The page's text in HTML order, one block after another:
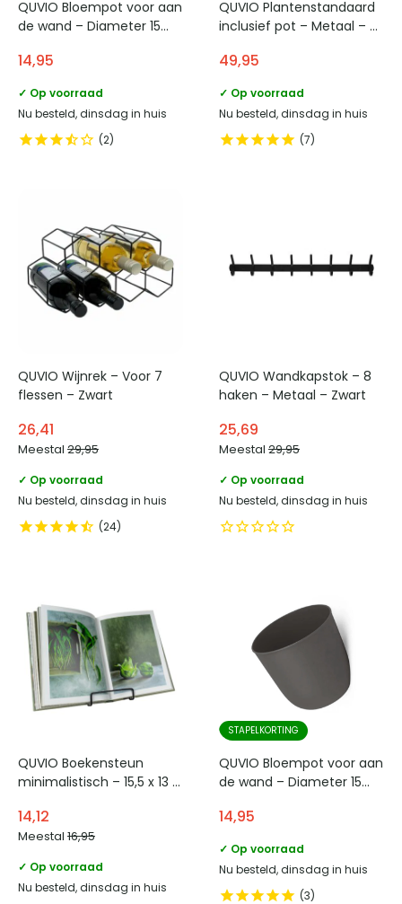
QUVIO Bloempot voor aan
de wand – Diameter 15
14,95
✓ Op voorraad
Nu besteld, dinsdag in huis
2
QUVIO Plantenstandaard
inclusief pot – Metaal – 22
49,95
✓ Op voorraad
Nu besteld, dinsdag in huis
7
QUVIO Wijnrek – Voor 7
flessen – Zwart
26,41
Meestal 29,95
✓ Op voorraad
Nu besteld, dinsdag in huis
24
QUVIO Wandkapstok – 8
haken – Metaal – Zwart
25,69
Meestal 29,95
✓ Op voorraad
Nu besteld, dinsdag in huis
QUVIO Boekensteun
minimalistisch – 15,5 x 13 x
14,12
Meestal 16,95
✓ Op voorraad
Nu besteld, dinsdag in huis
STAPELKORTING
QUVIO Bloempot voor aan
de wand – Diameter 15
14,95
✓ Op voorraad
Nu besteld, dinsdag in huis
3